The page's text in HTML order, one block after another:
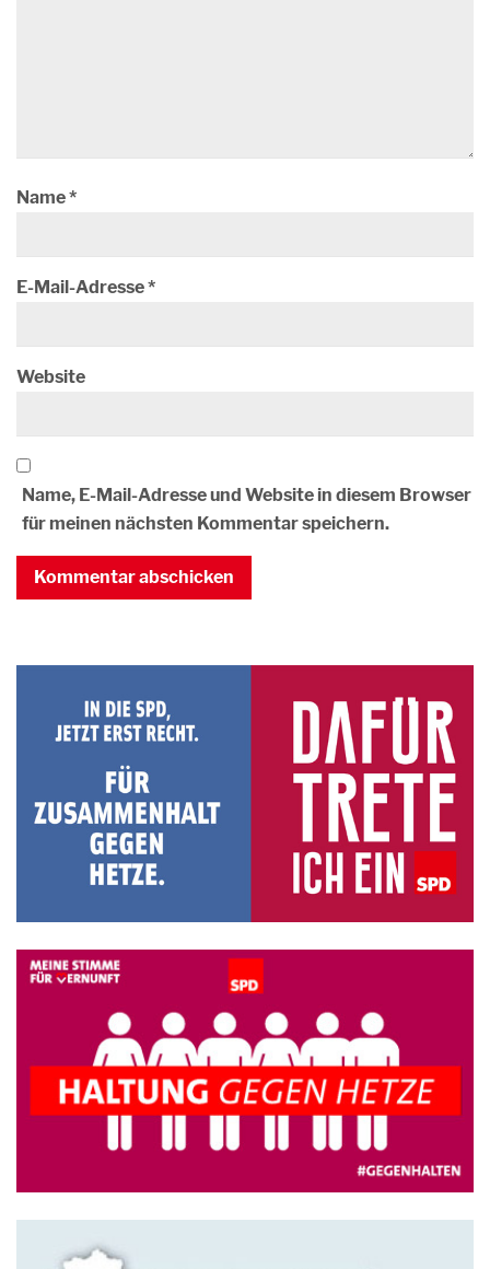
Name*
E-Mail-Adresse*
Website
Name, E-Mail-Adresse und Website in diesem Browser
für meinen nächsten Kommentar speichern.